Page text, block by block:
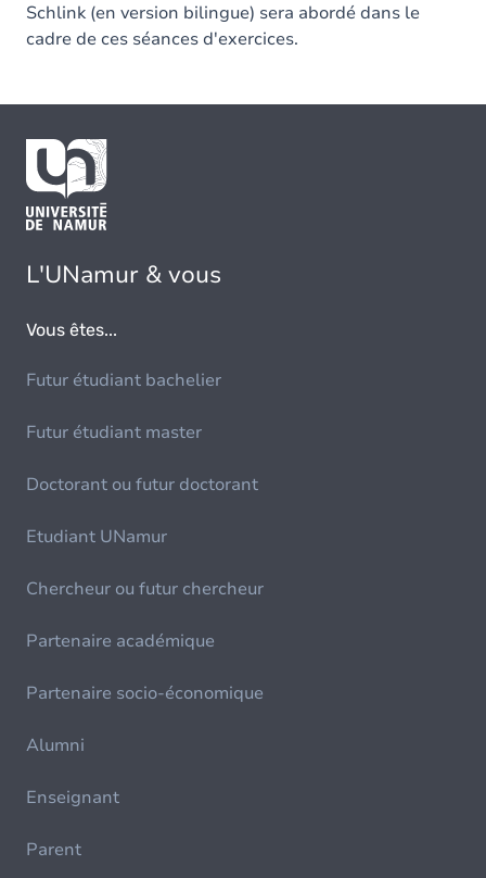
Schlink (en version bilingue) sera abordé dans le
cadre de ces séances d'exercices.
L'UNamur & vous
Vous êtes...
Futur étudiant bachelier
Futur étudiant master
Doctorant ou futur doctorant
Etudiant UNamur
Chercheur ou futur chercheur
Partenaire académique
Partenaire socio-économique
Alumni
Enseignant
Parent